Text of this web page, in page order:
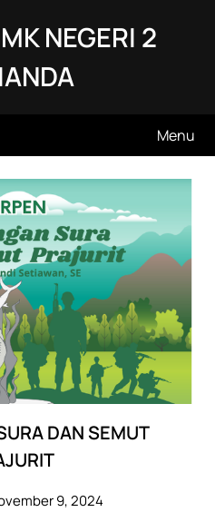
NEGERI 2
Menu
DAN SEMUT
9, 2024